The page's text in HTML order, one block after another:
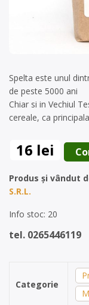
Spelta este unul
de peste 5000 ani
Chiar si in Vechiul
cereale, ca
16 lei
Produs și vândut
S.R.L.
Info stoc: 20
tel. 0265446119
Categorie